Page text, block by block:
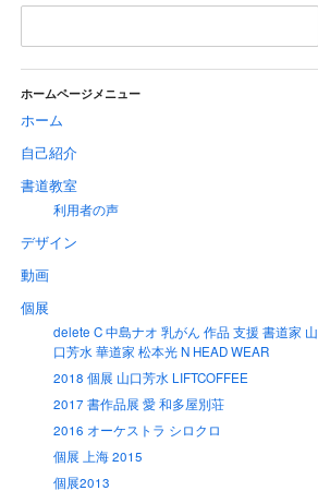
ホームページメニュー
ホーム
自己紹介
書道教室
利用者の声
デザイン
動画
個展
delete C 中島ナオ 乳がん 作品 支援 書道家 山
口芳水 華道家 松本光 N HEAD WEAR
2018 個展 山口芳水 LIFTCOFFEE
2017 書作品展 愛 和多屋別荘
2016 オーケストラ シロクロ
個展 上海 2015
個展2013